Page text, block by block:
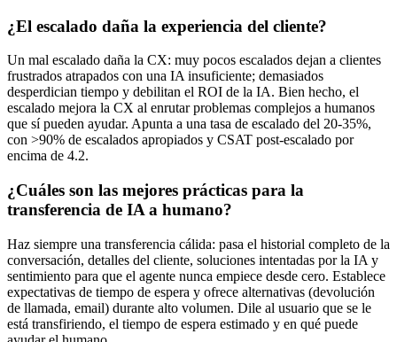
¿El escalado daña la experiencia del cliente?
Un mal escalado daña la CX: muy pocos escalados dejan a clientes
frustrados atrapados con una IA insuficiente; demasiados
desperdician tiempo y debilitan el ROI de la IA. Bien hecho, el
escalado mejora la CX al enrutar problemas complejos a humanos
que sí pueden ayudar. Apunta a una tasa de escalado del 20-35%,
con >90% de escalados apropiados y CSAT post-escalado por
encima de 4.2.
¿Cuáles son las mejores prácticas para la
transferencia de IA a humano?
Haz siempre una transferencia cálida: pasa el historial completo de la
conversación, detalles del cliente, soluciones intentadas por la IA y
sentimiento para que el agente nunca empiece desde cero. Establece
expectativas de tiempo de espera y ofrece alternativas (devolución
de llamada, email) durante alto volumen. Dile al usuario que se le
está transfiriendo, el tiempo de espera estimado y en qué puede